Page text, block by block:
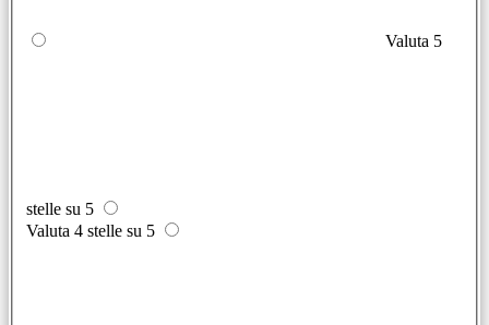
Valuta 5
stelle su 5
Valuta 4 stelle su 5